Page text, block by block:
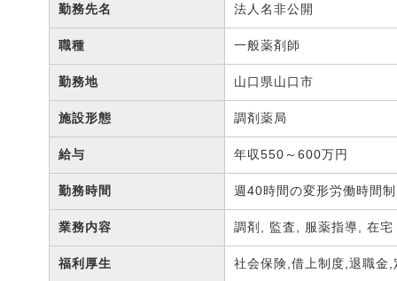
勤務先名 法人名非公開
職種 一般薬剤師
勤務地 山口県山口市
施設形態 調剤薬局
給与 年収550～600万円
勤務時間 週40時間の変形労働時間
業務内容 調剤, 監査, 服薬指導, 在宅
福利厚生 社会保険,借上制度,退職金